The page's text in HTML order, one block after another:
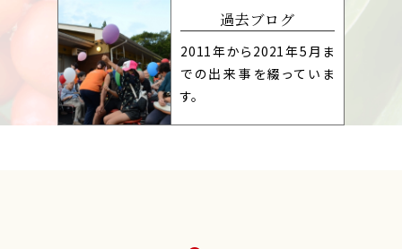
過去ブログ
2011年から2021年5月ま
での出来事を綴っていま
す。